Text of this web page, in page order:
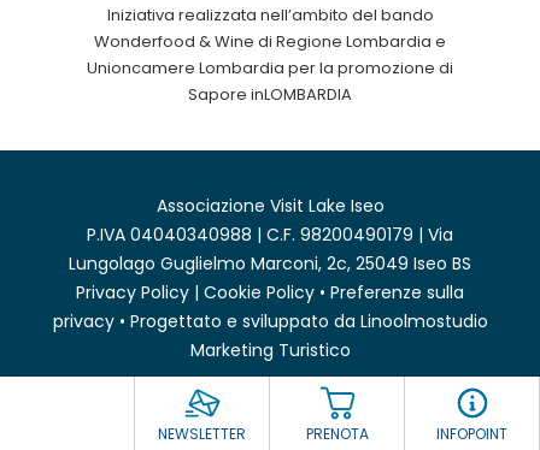
NEWSLETTER PRENOTA INFOPOINT
Iniziativa realizzata nell’ambito del bando
Wonderfood & Wine di Regione Lombardia e
Unioncamere Lombardia per la promozione di
Sapore inLOMBARDIA
Associazione Visit Lake Iseo
P.IVA 04040340988 | C.F. 98200490179 | Via
Lungolago Guglielmo Marconi, 2c, 25049 Iseo BS
Privacy Policy | Cookie Policy • Preferenze sulla
privacy• Progettato e sviluppato da Linoolmostudio
Marketing Turistico